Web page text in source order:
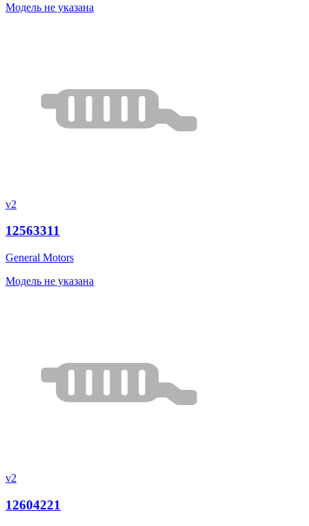
Модель не указана
v2
12563311
General Motors
Модель не указана
v2
12604221